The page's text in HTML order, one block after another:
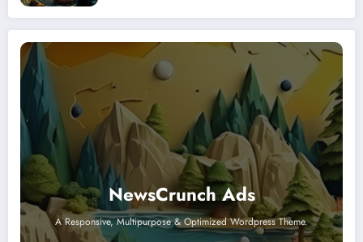
NewsCrunch Ads
A Responsive, Multipurpose & Optimized Wordpress Theme.